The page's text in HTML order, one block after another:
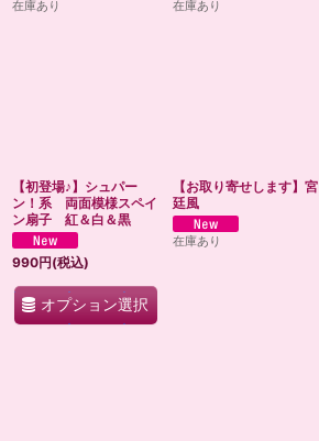
在庫あり 在庫あり
【初登場♪】シュパー
ン！系 両面模様スペイ
ン扇子 紅＆白＆黒
990円(税込)
オプション選択
【お取り寄せします】宮
廷風
在庫あり